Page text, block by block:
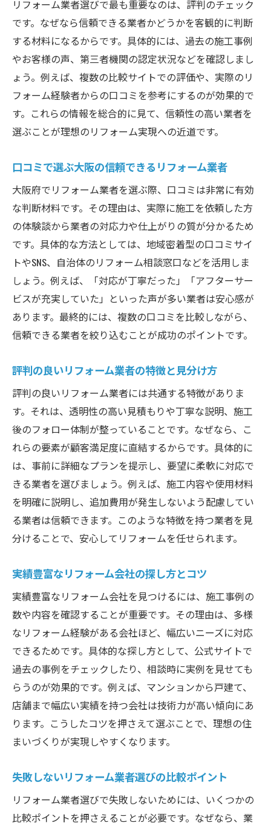
大阪で信頼できる工務店を見つけるコツ
大阪の信頼できる工務店を見つける方法
リフォームに強い工務店の特徴と選び方
地元密着型の工務店で安心リフォームを実
現
工務店の比較ポイントと選定基準を紹介
リフォーム工務店選びで重視すべき要素と
評判の良いリフォーム工務店の見極め方
費用を抑えた満足のいくリフォーム術
リフォーム費用を抑えるための賢い工夫
予算内で満足度の高いリフォームを実現す
る方法
大阪府でコストパフォーマンス重視のリフ
ォーム
補助金活用で賢くリフォーム費用を節約す
るコツ
ト
リフォーム業者選びで最も重要なのは、評判のチェック
です。なぜなら信頼できる業者かどうかを客観的に判断
する材料になるからです。具体的には、過去の施工事例
やお客様の声、第三者機関の認定状況などを確認しまし
ょう。例えば、複数の比較サイトでの評価や、実際のリ
フォーム経験者からの口コミを参考にするのが効果的で
す。これらの情報を総合的に見て、信頼性の高い業者を
選ぶことが理想のリフォーム実現への近道です。
口コミで選ぶ大阪の信頼できるリフォーム業者
大阪府でリフォーム業者を選ぶ際、口コミは非常に有効
な判断材料です。その理由は、実際に施工を依頼した方
の体験談から業者の対応力や仕上がりの質が分かるため
です。具体的な方法としては、地域密着型の口コミサイ
トやSNS、自治体のリフォーム相談窓口などを活用しま
しょう。例えば、「対応が丁寧だった」「アフターサー
ビスが充実していた」といった声が多い業者は安心感が
あります。最終的には、複数の口コミを比較しながら、
信頼できる業者を絞り込むことが成功のポイントです。
評判の良いリフォーム業者の特徴と見分け方
評判の良いリフォーム業者には共通する特徴がありま
す。それは、透明性の高い見積もりや丁寧な説明、施工
後のフォロー体制が整っていることです。なぜなら、こ
れらの要素が顧客満足度に直結するからです。具体的に
は、事前に詳細なプランを提示し、要望に柔軟に対応で
きる業者を選びましょう。例えば、施工内容や使用材料
を明確に説明し、追加費用が発生しないよう配慮してい
る業者は信頼できます。このような特徴を持つ業者を見
分けることで、安心してリフォームを任せられます。
実績豊富なリフォーム会社の探し方とコツ
実績豊富なリフォーム会社を見つけるには、施工事例の
数や内容を確認することが重要です。その理由は、多様
なリフォーム経験がある会社ほど、幅広いニーズに対応
できるためです。具体的な探し方として、公式サイトで
過去の事例をチェックしたり、相談時に実例を見せても
らうのが効果的です。例えば、マンションから戸建て、
店舗まで幅広い実績を持つ会社は技術力が高い傾向にあ
ります。こうしたコツを押さえて選ぶことで、理想の住
まいづくりが実現しやすくなります。
失敗しないリフォーム業者選びの比較ポイント
リフォーム業者選びで失敗しないためには、いくつかの
比較ポイントを押さえることが必要です。なぜなら、業